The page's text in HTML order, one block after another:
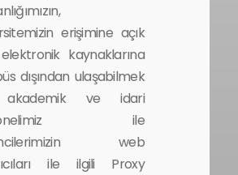
erişimine açık
kaynaklarına
dışından ulaşabilmek
akademik ve idari
ile
web
ile ilgili Proxy